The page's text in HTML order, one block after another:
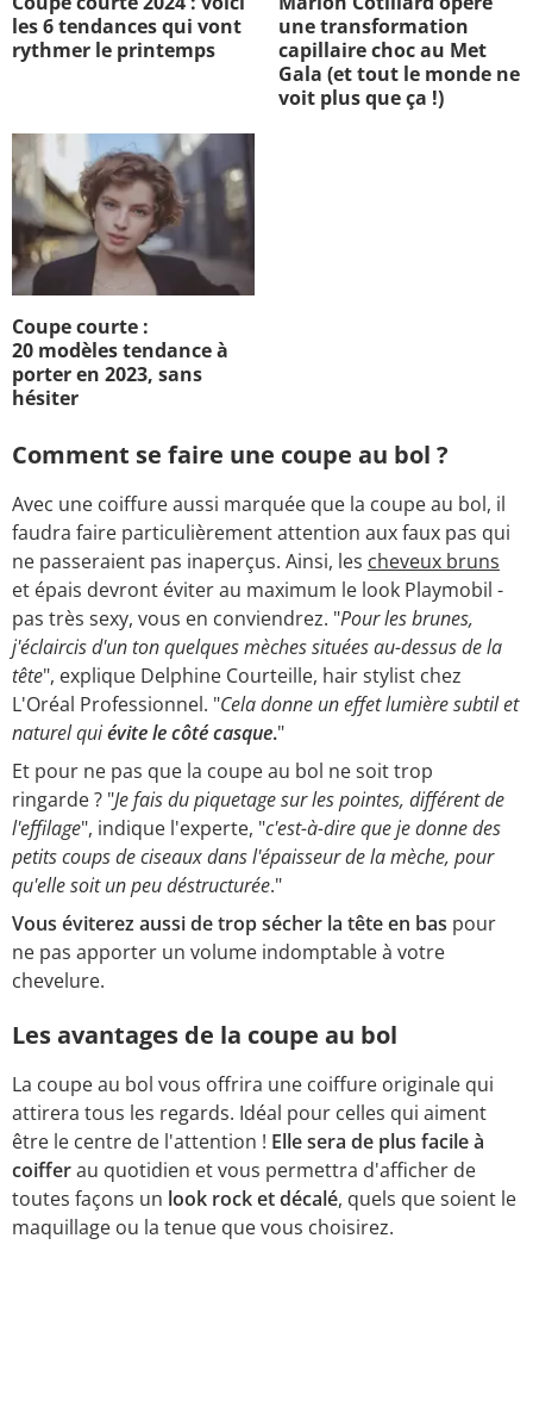
les 6 tendances qui vont
rythmer le printemps
une transformation
capillaire choc au Met
Gala (et tout le monde ne
voit plus que ça !)
Coupe courte :
20 modèles tendance à
porter en 2023, sans
hésiter
Comment se faire une coupe au bol ?
Avec une coiffure aussi marquée que la coupe au bol, il
faudra faire particulièrement attention aux faux pas qui
ne passeraient pas inaperçus. Ainsi, les cheveux bruns
et épais devront éviter au maximum le look Playmobil -
pas très sexy, vous en conviendrez. "Pour les brunes,
j'éclaircis d'un ton quelques mèches situées au-dessus de la
tête", explique Delphine Courteille, hair stylist chez
L'Oréal Professionnel. "Cela donne un effet lumière subtil et
naturel quiévite le côté casque."
Et pour ne pas que la coupe au bol ne soit trop
ringarde ? "Je fais du piquetage sur les pointes, différent de
l'effilage", indique l'experte, "c'est-à-dire que je donne des
petits coups de ciseaux dans l'épaisseur de la mèche, pour
qu'elle soit un peu déstructurée."
Vous éviterez aussi de trop sécher la tête en bas pour
ne pas apporter un volume indomptable à votre
chevelure.
Les avantages de la coupe au bol
La coupe au bol vous offrira une coiffure originale qui
attirera tous les regards. Idéal pour celles qui aiment
être le centre de l'attention ! Elle sera de plus facile à
coifferau quotidien et vous permettra d'afficher de
toutes façons un look rock et décalé, quels que soient le
maquillage ou la tenue que vous choisirez.